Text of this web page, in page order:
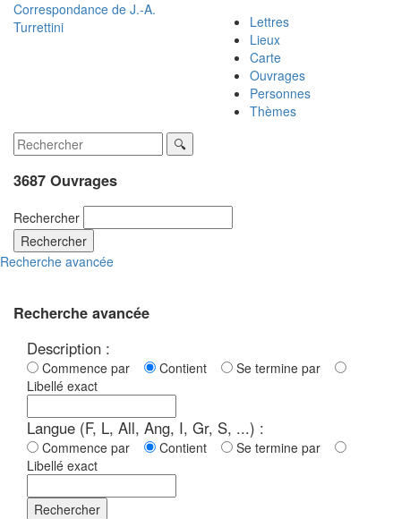
Correspondance de J.-A.
Turrettini
Lettres
Lieux
Carte
Ouvrages
Personnes
Thèmes
3687 Ouvrages
Rechercher
Rechercher
Recherche avancée
Recherche avancée
Description :
Commence par Contient
Se termine par
Libellé exact
Langue (F, L, All, Ang, I, Gr, S, ...) :
Commence par Contient
Se termine par
Libellé exact
Rechercher